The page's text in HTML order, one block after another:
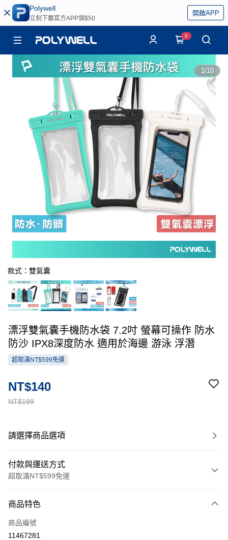
Polywell
立刻下載官方APP領$50
開啟APP
0
1/10
款式：雙氣囊
漂浮雙氣囊手機防水袋 7.2吋 螢幕可操作 防水
防沙 IPX8深度防水 適用於海邊 游泳 浮潛
超取滿NT$599免運
NT$199
NT$140
請選擇商品選項
付款與運送方式
超取滿NT$599免運
信用卡一次付款
超商取貨付款
商品特色
商品編號
11467281